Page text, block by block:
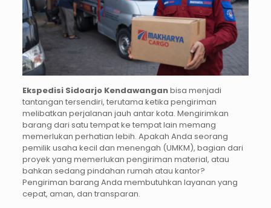
Ekspedisi Sidoarjo Kendawanganbisa menjadi
tantangan tersendiri, terutama ketika pengiriman
melibatkan perjalanan jauh antar kota. Mengirimkan
barang dari satu tempat ke tempat lain memang
memerlukan perhatian lebih. Apakah Anda seorang
pemilik usaha kecil dan menengah (UMKM), bagian dari
proyek yang memerlukan pengiriman material, atau
bahkan sedang pindahan rumah atau kantor?
Pengiriman barang Anda membutuhkan layanan yang
cepat, aman, dan transparan.